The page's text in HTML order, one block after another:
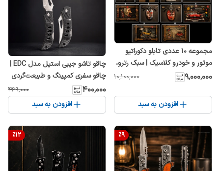
مجموعه 10 عددی تابلو دکوراتیو
موتور و خودرو کلاسیک | سبک رترو،
وینتیج و صنعتی | مناسب کافه،
۹٬۰۰۰٬۰۰۰ ۱۰٬۱۰۰٬۰۰۰
افزودن به سبد
چاقو تاشو جیبی استیل مدل EDC |
چاقو سفری کمپینگ و طبیعت‌گردی
۴۰۰٬۰۰۰ ۴۶۹٬۰۰۰
افزودن به سبد
%9
%12